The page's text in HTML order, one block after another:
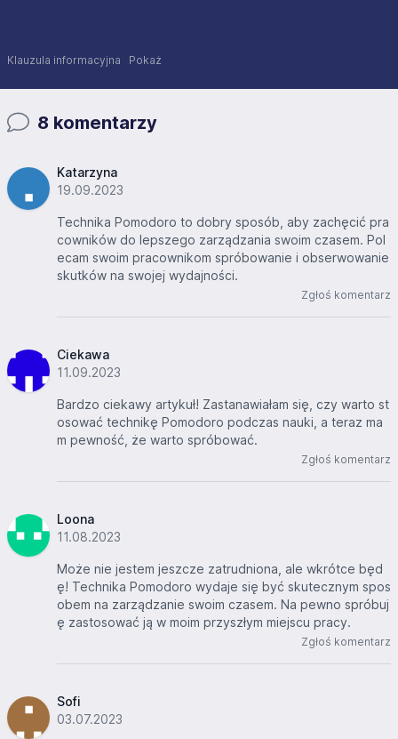
Klauzula informacyjna Pokaż
8 komentarzy
Katarzyna
19.09.2023
Technika Pomodoro to dobry sposób, aby zachęcić pra
cowników do lepszego zarządzania swoim czasem. Pol
ecam swoim pracownikom spróbowanie i obserwowanie
skutków na swojej wydajności.
Zgłoś komentarz
Ciekawa
11.09.2023
Bardzo ciekawy artykuł! Zastanawiałam się, czy warto st
osować technikę Pomodoro podczas nauki, a teraz ma
m pewność, że warto spróbować.
Zgłoś komentarz
Loona
11.08.2023
Może nie jestem jeszcze zatrudniona, ale wkrótce będ
ę! Technika Pomodoro wydaje się być skutecznym spos
obem na zarządzanie swoim czasem. Na pewno spróbuj
ę zastosować ją w moim przyszłym miejscu pracy.
Zgłoś komentarz
Sofi
03.07.2023